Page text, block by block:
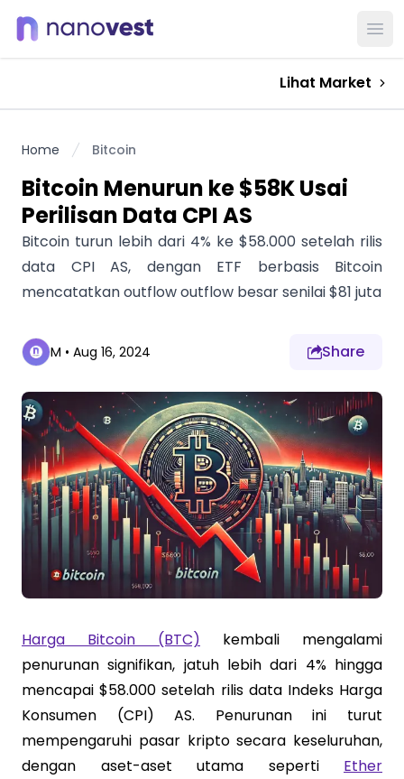
Lihat Market
Home Bitcoin
Bitcoin Menurun ke $58K Usai
Perilisan Data CPI AS
Bitcoin turun lebih dari 4% ke $58.000 setelah rilis
data CPI AS, dengan ETF berbasis Bitcoin
mencatatkan outflow outflow besar senilai $81 juta
M • Aug 16, 2024 Share
Harga Bitcoin (BTC) kembali mengalami
penurunan signifikan, jatuh lebih dari 4% hingga
mencapai $58.000 setelah rilis data Indeks Harga
Konsumen (CPI) AS. Penurunan ini turut
mempengaruhi pasar kripto secara keseluruhan,
dengan aset-aset utama seperti Ether